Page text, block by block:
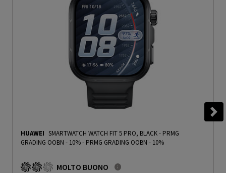
HUAWEI SMARTWATCH WATCH FIT 5 PRO, BLACK - PRMG
GRADING OOBN - 10%- PRMG GRADING OOBN - 10%
MOLTO BUONO